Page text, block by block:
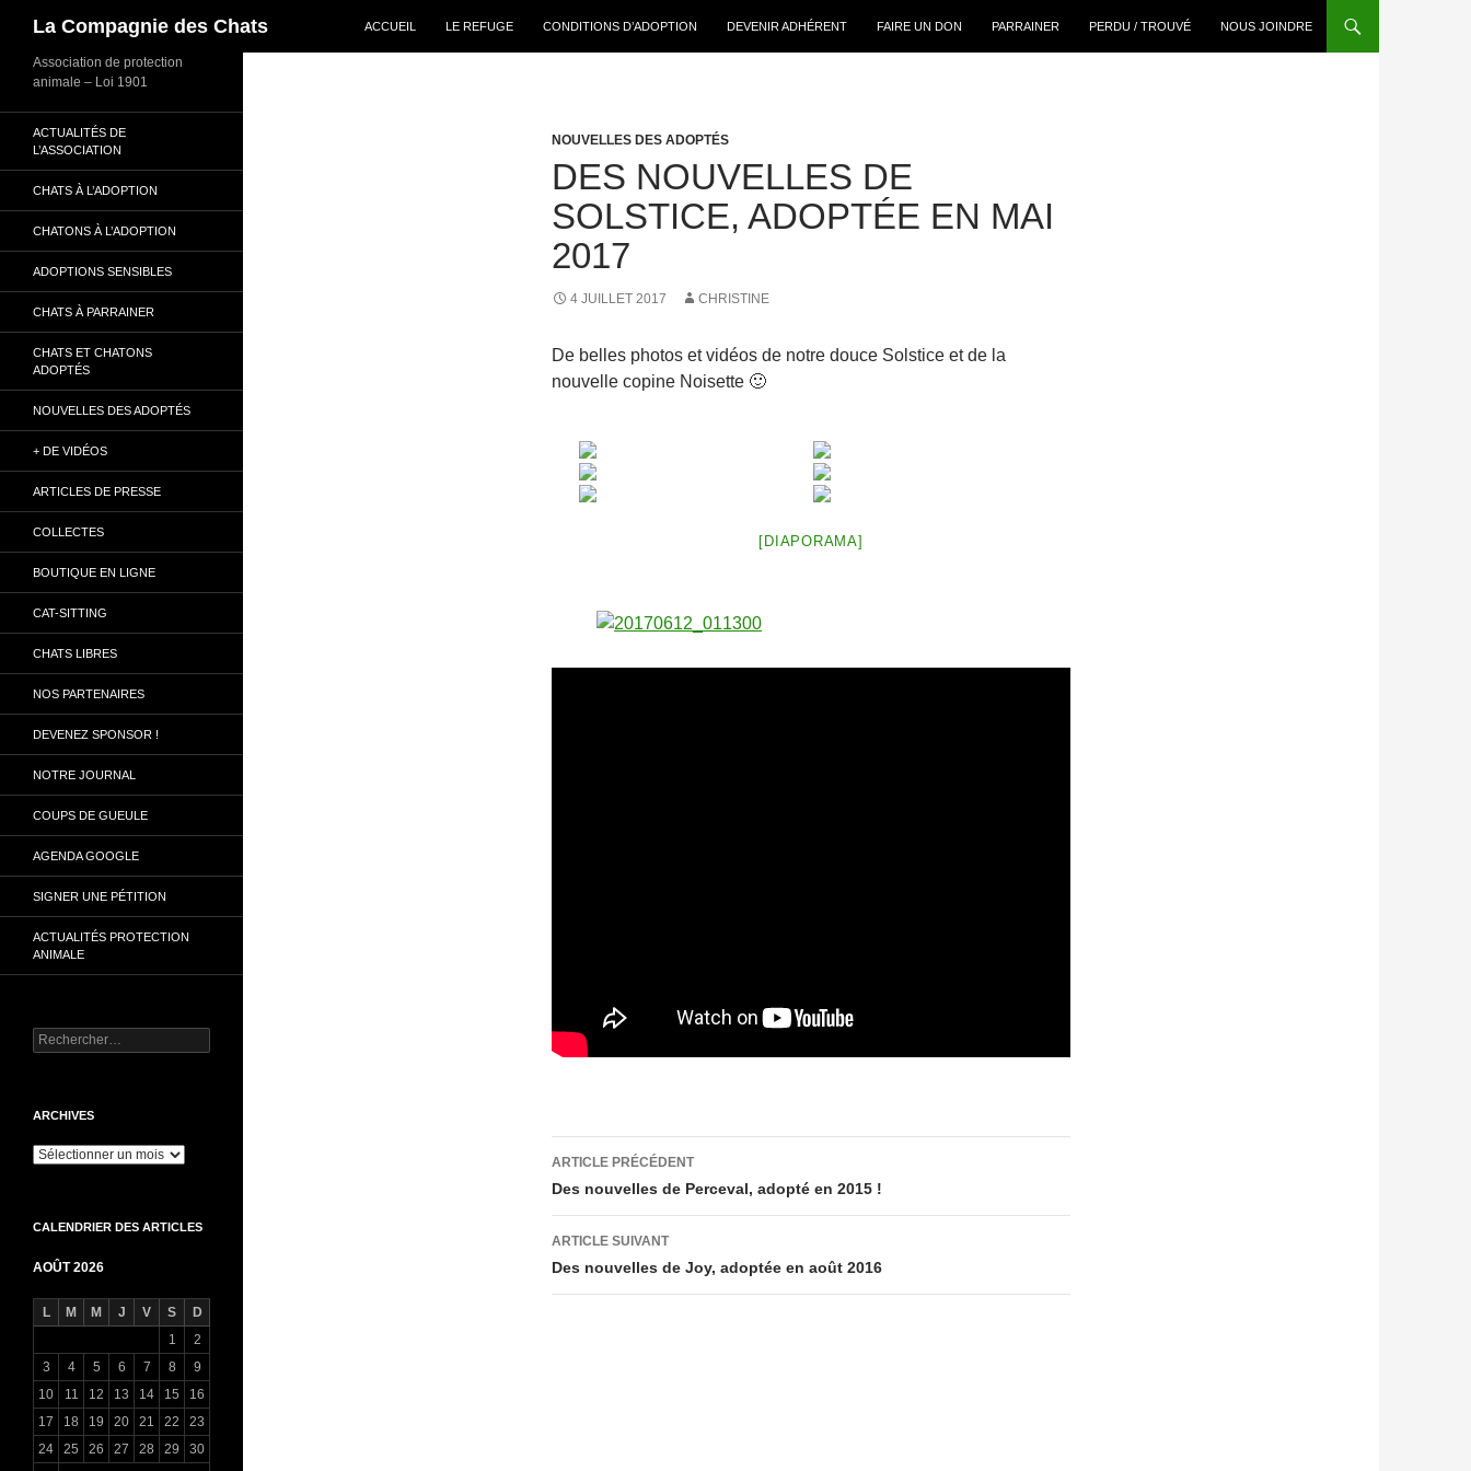
La Compagnie des Chats
ACCUEIL
LE REFUGE CONDITIONS D’ADOPTION DEVENIR ADHÉRENT FAIRE UN DON PARRAINER PERDU / TROUVÉ NOUS JOINDRE
NOUVELLES DES ADOPTÉS
DES NOUVELLES DE
SOLSTICE, ADOPTÉE EN MAI
2017
4 JUILLET 2017 CHRISTINE
De belles photos et vidéos de notre douce Solstice et de la
nouvelle copine Noisette 🙂
[DIAPORAMA]
Navigation
des
articles
ARTICLE PRÉCÉDENT
Des nouvelles de Perceval, adopté en 2015 !
ARTICLE SUIVANT
Des nouvelles de Joy, adoptée en août 2016
Association de protection
animale – Loi 1901
ACTUALITÉS DE
L’ASSOCIATION
CHATS À L’ADOPTION
CHATONS À L’ADOPTION
ADOPTIONS SENSIBLES
CHATS À PARRAINER
CHATS ET CHATONS
ADOPTÉS
NOUVELLES DES ADOPTÉS
+ DE VIDÉOS
ARTICLES DE PRESSE
COLLECTES
BOUTIQUE EN LIGNE
CAT-SITTING
CHATS LIBRES
NOS PARTENAIRES
DEVENEZ SPONSOR !
NOTRE JOURNAL
COUPS DE GUEULE
AGENDA GOOGLE
SIGNER UNE PÉTITION
ACTUALITÉS PROTECTION
ANIMALE
Rechercher :
ARCHIVES
Archives
CALENDRIER DES ARTICLES
AOÛT 2026
L M M J V S
D
1
2
3
4 5 6 7 8
9
10
11 12 13 14 15
16
17
18 19 20 21 22
23
24
25 26 27 28 29
30